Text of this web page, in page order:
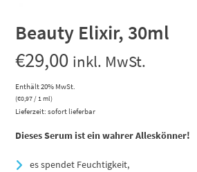
Beauty Elixir, 30ml
€29,00 inkl. MwSt.
Enthält 20% MwSt.
(€0,97/ 1 ml)
Lieferzeit: sofort lieferbar
Dieses Serum ist ein wahrer Alleskönner!
es spendet Feuchtigkeit,